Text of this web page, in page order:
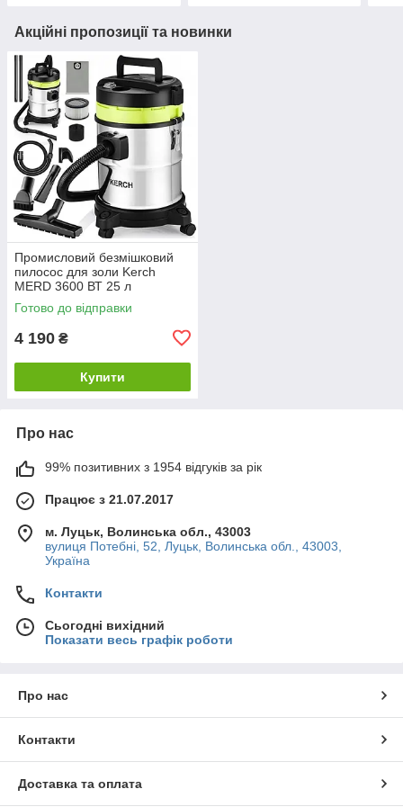
Акційні пропозиції та новинки
Промисловий безмішковий
пилосос для золи Kerch
MERD 3600 ВТ 25 л
Готово до відправки
4 190 ₴
Купити
Про нас
99% позитивних з 1954 відгуків за рік
Працює з 21.07.2017
м. Луцьк, Волинська обл., 43003
вулиця Потебні, 52, Луцьк, Волинська обл., 43003,
Україна
Контакти
Сьогодні вихідний
Показати весь графік роботи
Про нас
Контакти
Доставка та оплата